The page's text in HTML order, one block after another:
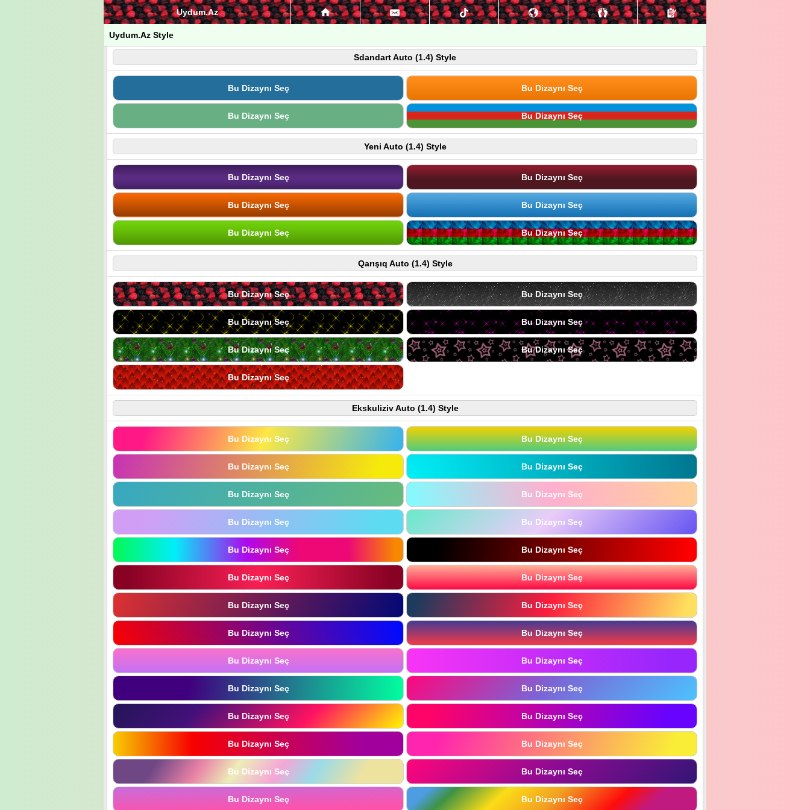
Uydum.Az
Uydum.Az Style
Sdandart Auto (1.4) Style
Bu Dizaynı Seç Bu Dizaynı Seç
Bu Dizaynı Seç Bu Dizaynı Seç
Yeni Auto (1.4) Style
Bu Dizaynı Seç Bu Dizaynı Seç
Bu Dizaynı Seç Bu Dizaynı Seç
Bu Dizaynı Seç Bu Dizaynı Seç
Qarışıq Auto (1.4) Style
Bu Dizaynı Seç Bu Dizaynı Seç
Bu Dizaynı Seç Bu Dizaynı Seç
Bu Dizaynı Seç Bu Dizaynı Seç
Bu Dizaynı Seç
Ekskuliziv Auto (1.4) Style
Bu Dizaynı Seç Bu Dizaynı Seç
Bu Dizaynı Seç Bu Dizaynı Seç
Bu Dizaynı Seç Bu Dizaynı Seç
Bu Dizaynı Seç Bu Dizaynı Seç
Bu Dizaynı Seç Bu Dizaynı Seç
Bu Dizaynı Seç Bu Dizaynı Seç
Bu Dizaynı Seç Bu Dizaynı Seç
Bu Dizaynı Seç Bu Dizaynı Seç
Bu Dizaynı Seç Bu Dizaynı Seç
Bu Dizaynı Seç Bu Dizaynı Seç
Bu Dizaynı Seç Bu Dizaynı Seç
Bu Dizaynı Seç Bu Dizaynı Seç
Bu Dizaynı Seç Bu Dizaynı Seç
Bu Dizaynı Seç Bu Dizaynı Seç